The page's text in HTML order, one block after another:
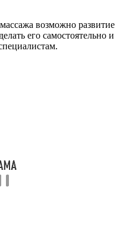
возможно развитие
его самостоятельно и